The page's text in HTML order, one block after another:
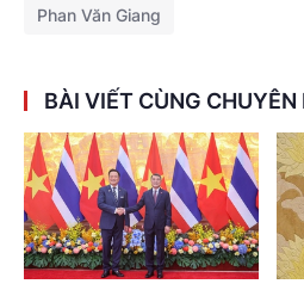
Phan Văn Giang
BÀI VIẾT CÙNG CHUYÊN